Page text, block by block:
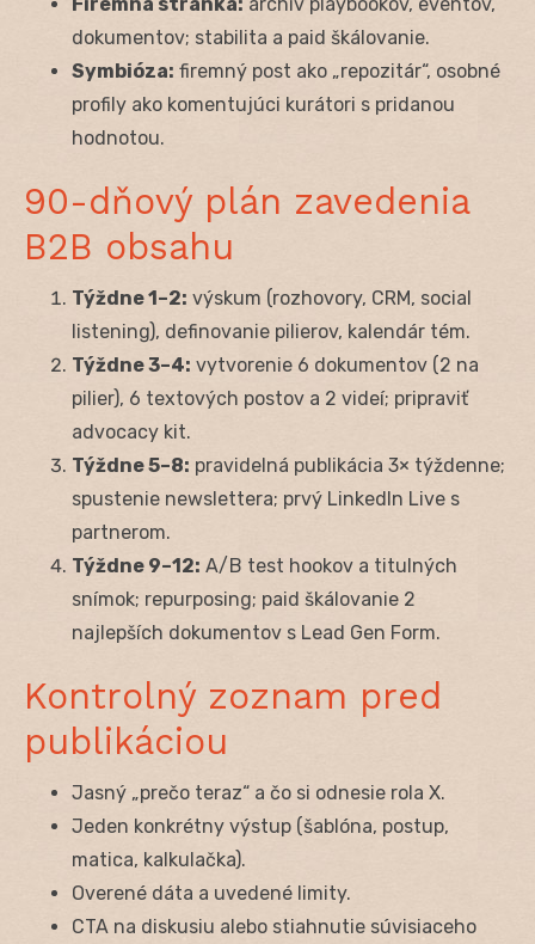
dokumentov; stabilita a paid škálovanie.
Symbióza: firemný post ako „repozitár“, osobné
profily ako komentujúci kurátori s pridanou
hodnotou.
90-dňový plán zavedenia
B2B obsahu
Týždne 1–2: výskum (rozhovory, CRM, social
listening), definovanie pilierov, kalendár tém.
Týždne 3–4: vytvorenie 6 dokumentov (2 na
pilier), 6 textových postov a 2 videí; pripraviť
advocacy kit.
Týždne 5–8: pravidelná publikácia 3× týždenne;
spustenie newslettera; prvý LinkedIn Live s
partnerom.
Týždne 9–12: A/B test hookov a titulných
snímok; repurposing; paid škálovanie 2
najlepších dokumentov s Lead Gen Form.
Kontrolný zoznam pred
publikáciou
Jasný „prečo teraz“ a čo si odnesie rola X.
Jeden konkrétny výstup (šablóna, postup,
matica, kalkulačka).
Overené dáta a uvedené limity.
CTA na diskusiu alebo stiahnutie súvisiaceho